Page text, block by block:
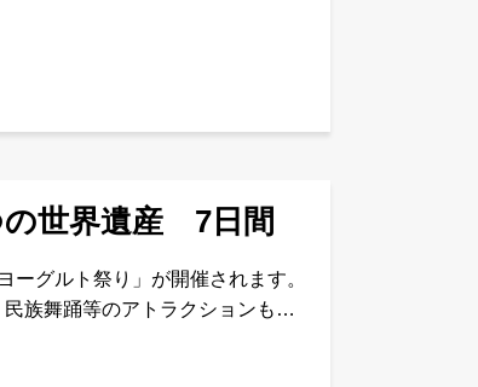
世界遺産 7日間
グルト祭り」が開催されます。
族舞踊等のアトラクションも披